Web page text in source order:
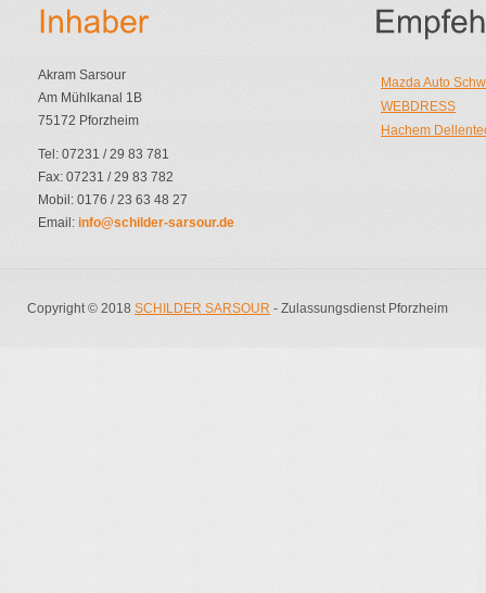
Akram Sarsour
Am Mühlkanal 1B
75172 Pforzheim
Tel: 07231 / 29 83 781
Fax: 07231 / 29 83 782
Mobil: 0176 / 23 63 48 27
Email: info@schilder-sarsour.de
Mazda Auto
WEBDRESS
Hachem
Copyright © 2018 SCHILDER SARSOUR - Zulassungsdienst Pforzheim